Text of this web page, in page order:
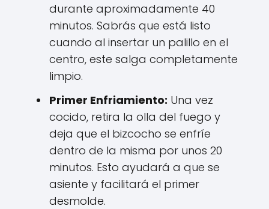
durante aproximadamente 40
minutos. Sabrás que está listo
cuando al insertar un palillo en el
centro, este salga completamente
limpio.
Primer Enfriamiento: Una vez
cocido, retira la olla del fuego y
deja que el bizcocho se enfríe
dentro de la misma por unos 20
minutos. Esto ayudará a que se
asiente y facilitará el primer
desmolde.